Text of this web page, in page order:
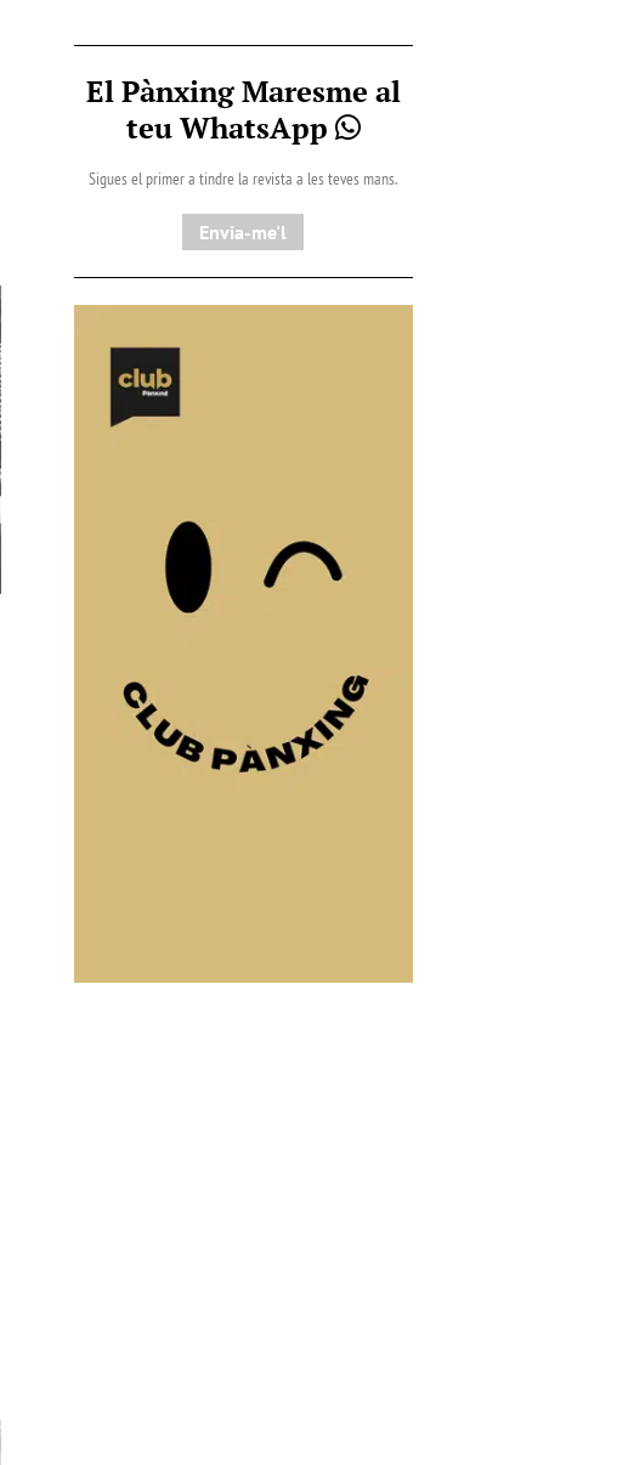
El Pànxing Maresme al
teu WhatsApp
Sigues el primer a tindre la revista a les teves mans.
Envia-me'l